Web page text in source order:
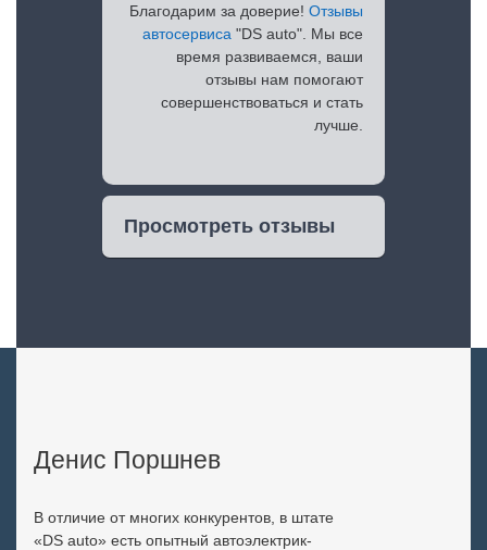
Благодарим за доверие! Отзывы
автосервиса "DS auto". Мы все
время развиваемся, ваши
отзывы нам помогают
совершенствоваться и стать
лучше.
Просмотреть отзывы
Денис Поршнев
В отличие от многих конкурентов, в штате
«DS auto» есть опытный автоэлектрик-